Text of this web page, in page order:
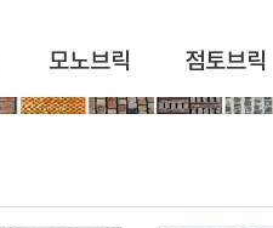
모노브릭 점토브릭